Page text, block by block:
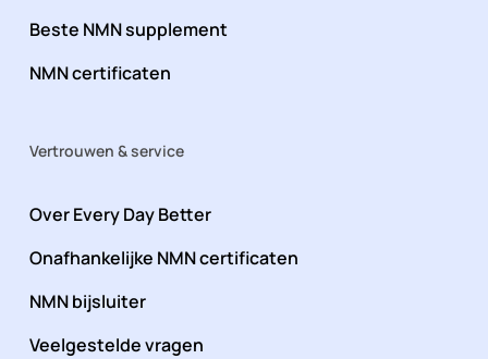
Beste NMN supplement
NMN certificaten
Vertrouwen & service
Over Every Day Better
Onafhankelijke NMN certificaten
NMN bijsluiter
Veelgestelde vragen